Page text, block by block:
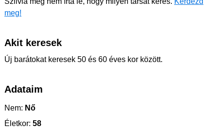
meg!
Akit keresek
Új barátokat keresek 50 és 60 éves kor között.
Adataim
Nem: Nő
Életkor: 58